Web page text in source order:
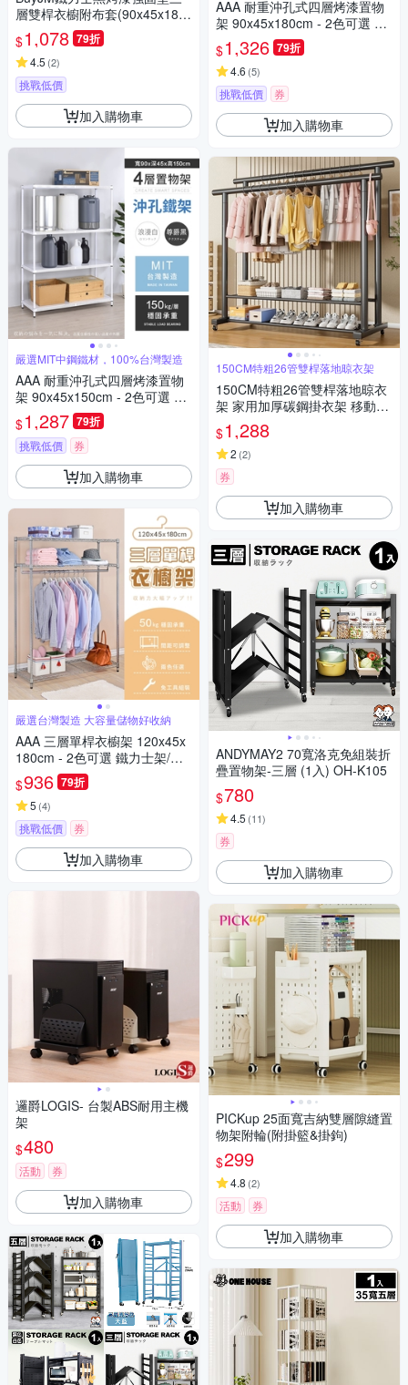
層雙桿衣櫥附布套(90x45x180
CM)-DIY
$1,078 79折
4.5 (2)
挑戰低價
加入購物車
嚴選MIT中鋼鐵材，100%台灣製造
AAA 耐重沖孔式四層烤漆置物
架 90x45x150cm - 2色可選 鐵
力士架/沖孔架/收納架
$1,287 79折
挑戰低價 券
加入購物車
嚴選台灣製造 大容量儲物好收納
AAA 三層單桿衣櫥架 120x45x
180cm - 2色可選 鐵力士架/波
浪架/衣帽架
$936 79折
5 (4)
挑戰低價 券
加入購物車
邏爵LOGIS- 台製ABS耐用主機
架
$480
活動 券
加入購物車
AAA 耐重沖孔式四層烤漆置物
架 90x45x180cm - 2色可選 鐵
力士架/沖孔架/收納架
$1,326 79折
4.6 (5)
挑戰低價 券
加入購物車
150CM特粗26管雙桿落地晾衣架
150CM特粗26管雙桿落地晾衣
架 家用加厚碳鋼掛衣架 移動曬
衣架 臥室簡易架子 衣帽架
$1,288
2 (2)
券
加入購物車
ANDYMAY2 70寬洛克免組裝折
疊置物架-三層 (1入) OH-K105
$780
4.5 (11)
券
加入購物車
PICKup 25面寬吉納雙層隙縫置
物架附輪(附掛籃&掛鉤)
$299
4.8 (2)
活動 券
加入購物車